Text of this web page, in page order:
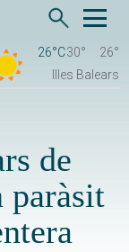
26°C30°
26°
Illes Balears
de
paràsit